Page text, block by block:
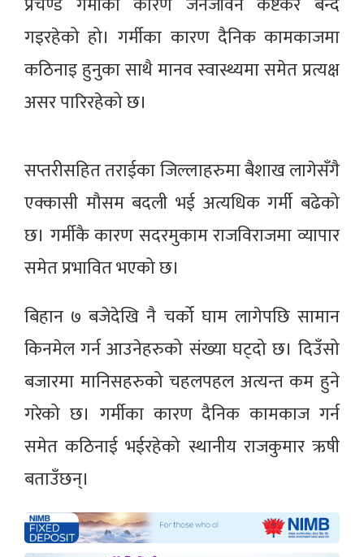
गइरहेको हो। गर्मीका कारण दैनिक कामकाजमा
कठिनाइ हुनुका साथै मानव स्वास्थ्यमा समेत प्रत्यक्ष
असर पारिरहेको छ।
सप्तरीसहित तराईका जिल्लाहरुमा बैशाख लागेसँगै
एक्कासी मौसम बदली भई अत्यधिक गर्मी बढेको
छ। गर्मीकै कारण सदरमुकाम राजविराजमा व्यापार
समेत प्रभावित भएको छ।
बिहान ७ बजेदेखि नै चर्को घाम लागेपछि सामान
किनमेल गर्न आउनेहरुको संख्या घट्दो छ। दिउँसो
बजारमा मानिसहरुको चहलपहल अत्यन्त कम हुने
गरेको छ। गर्मीका कारण दैनिक कामकाज गर्न
समेत कठिनाई भईरहेको स्थानीय राजकुमार ऋषी
बताउँछन्।